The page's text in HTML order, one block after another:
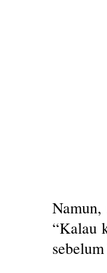
“Kalau